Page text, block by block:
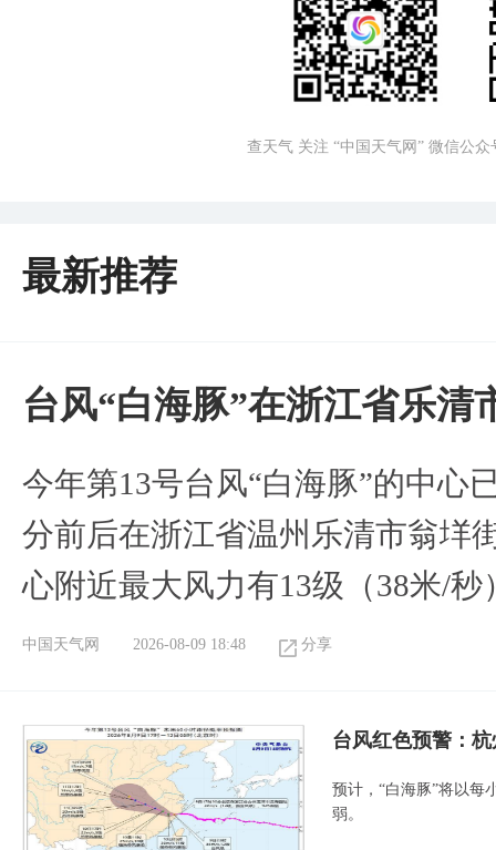
查天气 关注 “中国天气网” 微信公众
最新推荐
台风“白海豚”在浙江省乐清
今年第13号台风“白海豚”的中心
分前后在浙江省温州乐清市翁垟
心附近最大风力有13级（38米/秒
中国天气网 2026-08-09 18:48 分享
台风红色预警：
预计，“白海豚”将以每
弱。